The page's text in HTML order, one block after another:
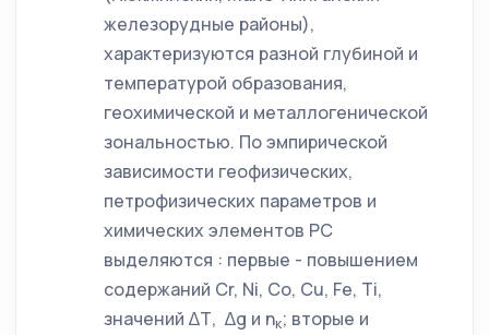
железорудные районы),
характеризуются разной глубиной и
температурой образования,
геохимической и металлогенической
зональностью. По эмпирической
зависимости геофизических,
петрофизических параметров и
химических элементов РС
выделяются : первые - повышением
содержаний Cr, Ni, Co, Cu, Fe, Ti,
значений ∆Т, ∆g и ηк; вторые и